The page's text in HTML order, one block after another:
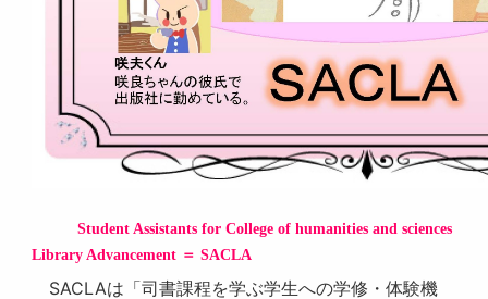
StudentAssistants forCollege of humanities and sciences
LibraryAdvancement ＝ SACLA
SACLAは「司書課程を学ぶ学生への学修・体験機